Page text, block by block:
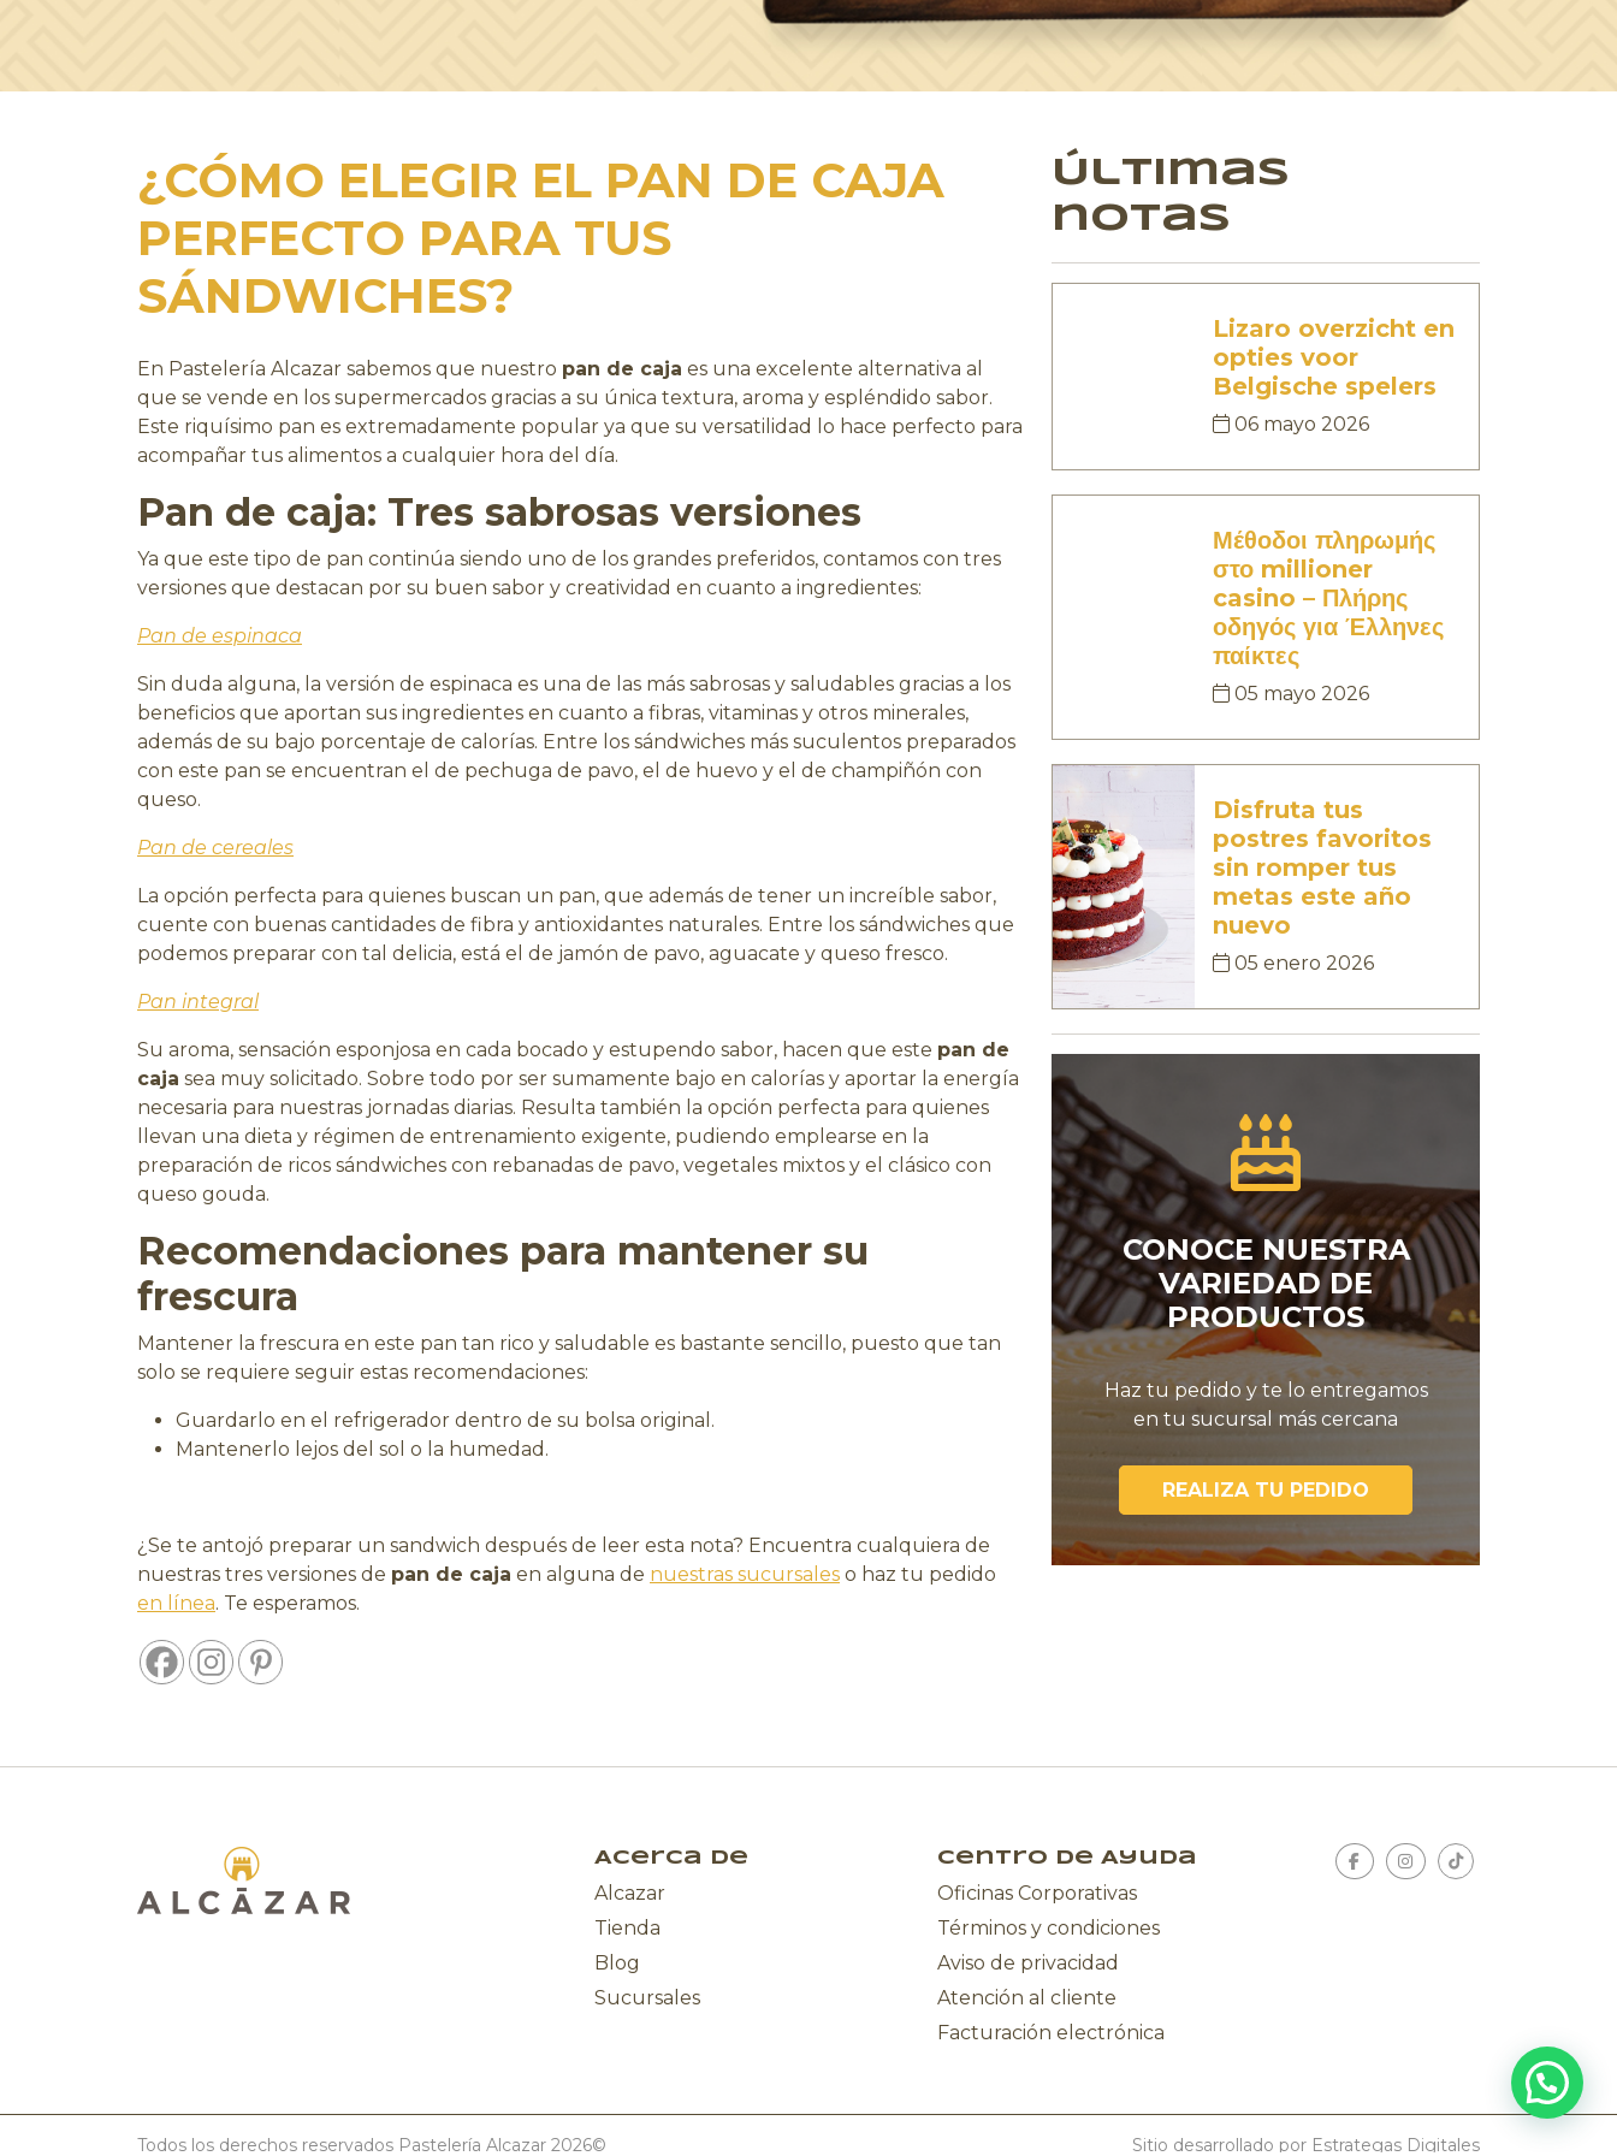
¿CÓMO ELEGIR EL PAN DE CAJA
PERFECTO PARA TUS
SÁNDWICHES?
En Pastelería Alcazar sabemos que nuestro pan de caja es una excelente alternativa al
que se vende en los supermercados gracias a su única textura, aroma y espléndido sabor.
Este riquísimo pan es extremadamente popular ya que su versatilidad lo hace perfecto para
acompañar tus alimentos a cualquier hora del día.
Pan de caja: Tres sabrosas versiones
Ya que este tipo de pan continúa siendo uno de los grandes preferidos, contamos con tres
versiones que destacan por su buen sabor y creatividad en cuanto a ingredientes:
Pan de espinaca
Sin duda alguna, la versión de espinaca es una de las más sabrosas y saludables gracias a los
beneficios que aportan sus ingredientes en cuanto a fibras, vitaminas y otros minerales,
además de su bajo porcentaje de calorías. Entre los sándwiches más suculentos preparados
con este pan se encuentran el de pechuga de pavo, el de huevo y el de champiñón con
queso.
Pan de cereales
La opción perfecta para quienes buscan un pan, que además de tener un increíble sabor,
cuente con buenas cantidades de fibra y antioxidantes naturales. Entre los sándwiches que
podemos preparar con tal delicia, está el de jamón de pavo, aguacate y queso fresco.
Pan integral
Su aroma, sensación esponjosa en cada bocado y estupendo sabor, hacen que este pan de
caja sea muy solicitado. Sobre todo por ser sumamente bajo en calorías y aportar la energía
necesaria para nuestras jornadas diarias. Resulta también la opción perfecta para quienes
llevan una dieta y régimen de entrenamiento exigente, pudiendo emplearse en la
preparación de ricos sándwiches con rebanadas de pavo, vegetales mixtos y el clásico con
queso gouda.
Recomendaciones para mantener su
frescura
Mantener la frescura en este pan tan rico y saludable es bastante sencillo, puesto que tan
solo se requiere seguir estas recomendaciones:
Guardarlo en el refrigerador dentro de su bolsa original.
Mantenerlo lejos del sol o la humedad.
¿Se te antojó preparar un sandwich después de leer esta nota? Encuentra cualquiera de
nuestras tres versiones de pan de caja en alguna de nuestras sucursales o haz tu pedido
en línea. Te esperamos.
Últimas
notas
Lizaro overzicht en
opties voor
Belgische spelers
06 mayo 2026
Μέθοδοι πληρωμής
στο millioner
casino – Πλήρης
οδηγός για Έλληνες
παίκτες
05 mayo 2026
Disfruta tus
postres favoritos
sin romper tus
metas este año
nuevo
05 enero 2026
CONOCE NUESTRA
VARIEDAD DE
PRODUCTOS
Haz tu pedido y te lo entregamos
en tu sucursal más cercana
REALIZA TU PEDIDO
Acerca de
Alcazar
Tienda
Blog
Sucursales
Centro de Ayuda
Oficinas Corporativas
Términos y condiciones
Aviso de privacidad
Atención al cliente
Facturación electrónica
Todos los derechos reservados Pastelería Alcazar 2026© Sitio desarrollado por Estrategas Digitales